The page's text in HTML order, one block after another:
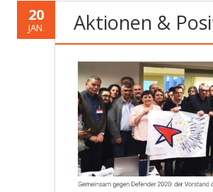
20
JAN. Aktionen &